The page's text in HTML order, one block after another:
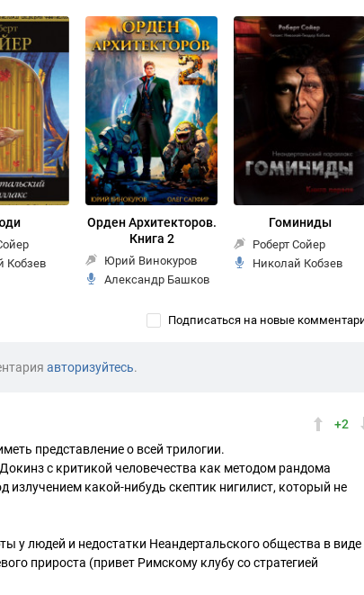
Кобзев
Орден Архитекторов.
Книга 2
Юрий Винокуров
Александр Башков
Гоминиды
Роберт Сойер
Николай Кобзев
Подписаться на новые
авторизуйтесь.
+2
представление о всей трилогии.
с критикой человечества как методом рандома
излучением какой-нибудь скептик нигилист, который не
у людей и недостатки Неандертальского общества в виде
прироста (привет Римскому клубу со стратегией